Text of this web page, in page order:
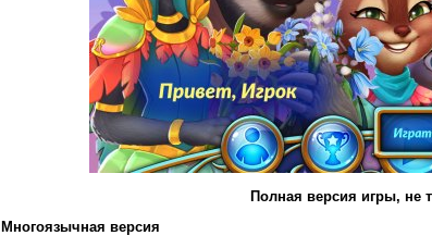
Полная версия игры, не
Многоязычная версия